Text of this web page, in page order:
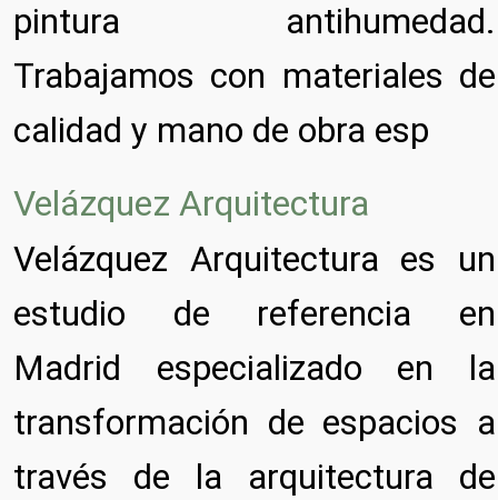
pintura antihumedad.
Trabajamos con materiales de
calidad y mano de obra esp
Velázquez Arquitectura
Velázquez Arquitectura es un
estudio de referencia en
Madrid especializado en la
transformación de espacios a
través de la arquitectura de